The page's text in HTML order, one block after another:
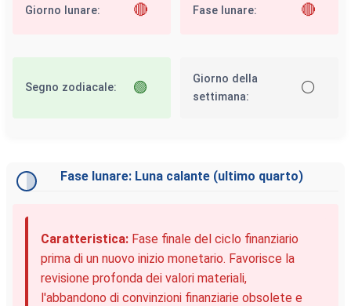
Giorno lunare: 🔴 Fase lunare: 🔴
Segno zodiacale: 🟢
Giorno della
settimana:
⚪
Fase lunare: Luna calante (ultimo quarto)
Caratteristica: Fase finale del ciclo finanziario
prima di un nuovo inizio monetario. Favorisce la
revisione profonda dei valori materiali,
l'abbandono di convinzioni finanziarie obsolete e